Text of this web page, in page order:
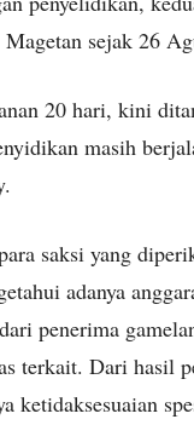
sejak 26
20 hari, kini
masih
saksi yang
adanya
penerima
terkait. Dari hasil
ketidaksesuaian